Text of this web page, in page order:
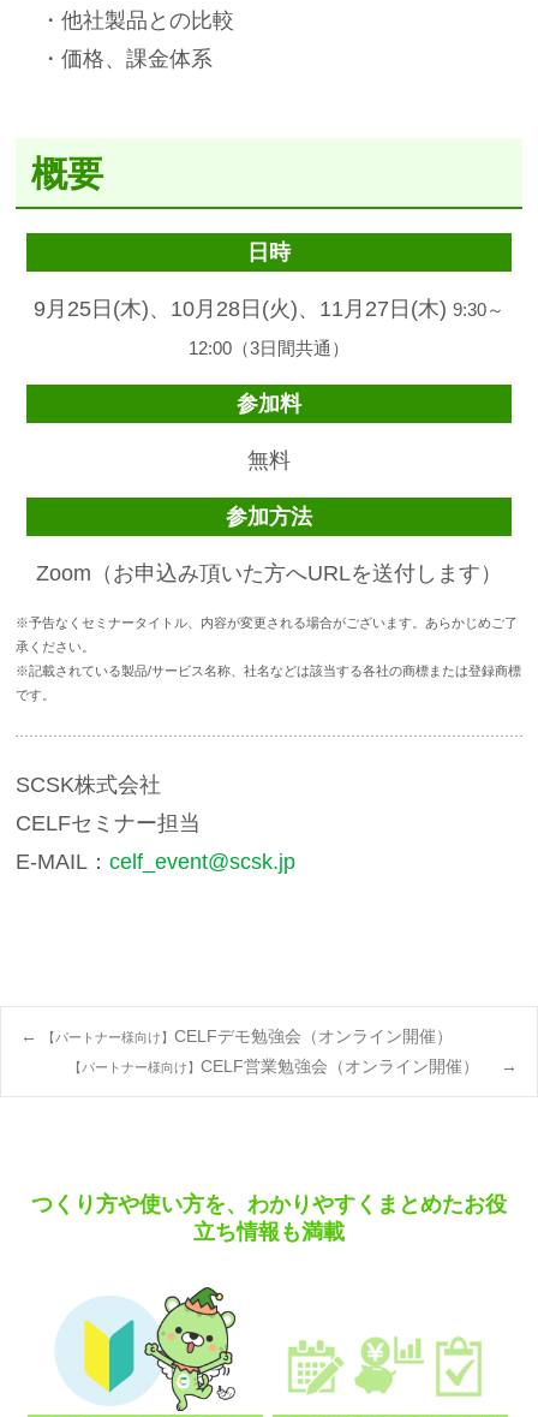
・他社製品との比較
・価格、課金体系
概要
日時
9月25日(木)、10月28日(火)、11月27日(木) 9:30～
12:00（3日間共通）
参加料
無料
参加方法
Zoom（お申込み頂いた方へURLを送付します）
※予告なくセミナータイトル、内容が変更される場合がございます。あらかじめご了
承ください。
※記載されている製品/サービス名称、社名などは該当する各社の商標または登録商標
です。
SCSK株式会社
CELFセミナー担当
E-MAIL：celf_event@scsk.jp
Post
← 【パートナー様向け】 CELFデモ勉強会（オンライン開催）
【パートナー様向け】 CELF営業勉強会（オンライン開催） →
つくり方や使い方を、わかりやすくまとめたお役
立ち情報も満載